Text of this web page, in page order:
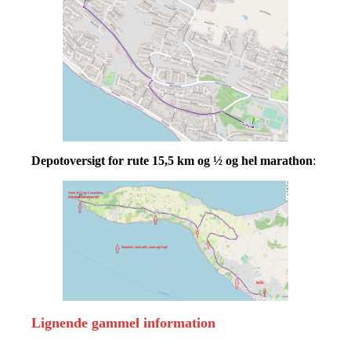
Depotoversigt for rute 15,5 km og ½ og hel marathon:
Lignende gammel information